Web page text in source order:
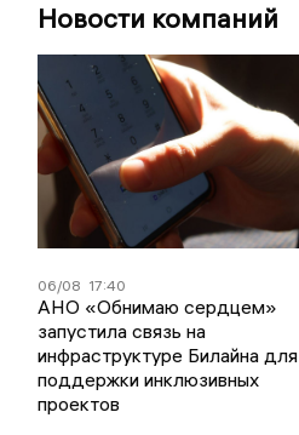
Новости компаний
06/08 17:40
АНО «Обнимаю сердцем»
запустила связь на
инфраструктуре Билайна для
поддержки инклюзивных
проектов